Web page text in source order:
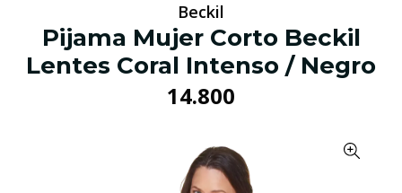
Beckil
Pijama Mujer Corto Beckil
Lentes Coral Intenso / Negro
14.800